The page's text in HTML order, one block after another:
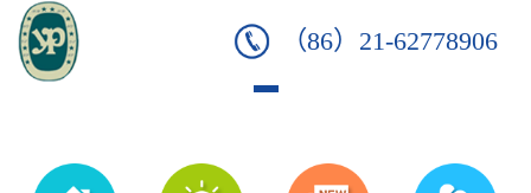
（86）21-62778906